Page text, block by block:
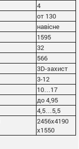
4
от 130
навісне
1595
32
566
3D-захист
3-12
10…17
до 4,95
4,5…5,5
2456х4190
х1550